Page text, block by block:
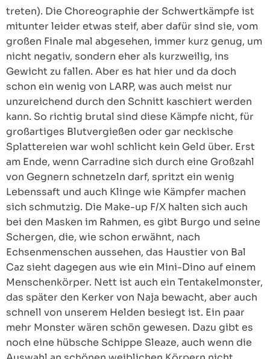
treten). Die Choreographie der Schwertkämpfe ist
mitunter leider etwas steif, aber dafür sind sie, vom
großen Finale mal abgesehen, immer kurz genug, um
nicht negativ, sondern eher als kurzweilig, ins
Gewicht zu fallen. Aber es hat hier und da doch
schon ein wenig von LARP, was auch meist nur
unzureichend durch den Schnitt kaschiert werden
kann. So richtig brutal sind diese Kämpfe nicht, für
großartiges Blutvergießen oder gar neckische
Splattereien war wohl schlicht kein Geld über. Erst
am Ende, wenn Carradine sich durch eine Großzahl
von Gegnern schnetzeln darf, spritzt ein wenig
Lebenssaft und auch Klinge wie Kämpfer machen
sich schmutzig. Die Make-up F/X halten sich auch
bei den Masken im Rahmen, es gibt Burgo und seine
Schergen, die, wie schon erwähnt, nach
Echsenmenschen aussehen, das Haustier von Bal
Caz sieht dagegen aus wie ein Mini-Dino auf einem
Menschenkörper. Nett ist auch ein Tentakelmonster,
das später den Kerker von Naja bewacht, aber auch
schnell von unserem Helden besiegt ist. Ein paar
mehr Monster wären schön gewesen. Dazu gibt es
noch eine hübsche Schippe Sleaze, auch wenn die